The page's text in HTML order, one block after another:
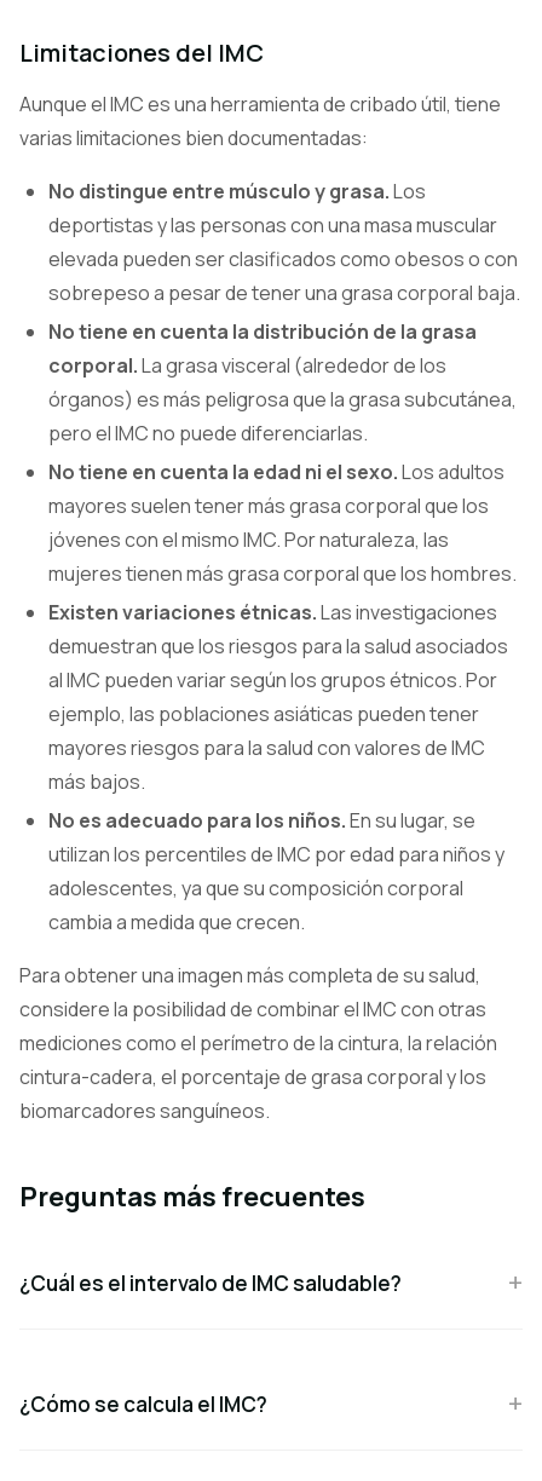
Limitaciones del IMC
Aunque el IMC es una herramienta de cribado útil, tiene
varias limitaciones bien documentadas:
No distingue entre músculo y grasa.Los
deportistas y las personas con una masa muscular
elevada pueden ser clasificados como obesos o con
sobrepeso a pesar de tener una grasa corporal baja.
No tiene en cuenta la distribución de la grasa
corporal.La grasa visceral (alrededor de los
órganos) es más peligrosa que la grasa subcutánea,
pero el IMC no puede diferenciarlas.
No tiene en cuenta la edad ni el sexo.Los adultos
mayores suelen tener más grasa corporal que los
jóvenes con el mismo IMC. Por naturaleza, las
mujeres tienen más grasa corporal que los hombres.
Existen variaciones étnicas.Las investigaciones
demuestran que los riesgos para la salud asociados
al IMC pueden variar según los grupos étnicos. Por
ejemplo, las poblaciones asiáticas pueden tener
mayores riesgos para la salud con valores de IMC
más bajos.
No es adecuado para los niños.En su lugar, se
utilizan los percentiles de IMC por edad para niños y
adolescentes, ya que su composición corporal
cambia a medida que crecen.
Para obtener una imagen más completa de su salud,
considere la posibilidad de combinar el IMC con otras
mediciones como el perímetro de la cintura, la relación
cintura-cadera, el porcentaje de grasa corporal y los
biomarcadores sanguíneos.
Preguntas más frecuentes
¿Cuál es el intervalo de IMC saludable?
¿Cómo se calcula el IMC?